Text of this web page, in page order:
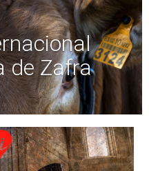
de Zafra